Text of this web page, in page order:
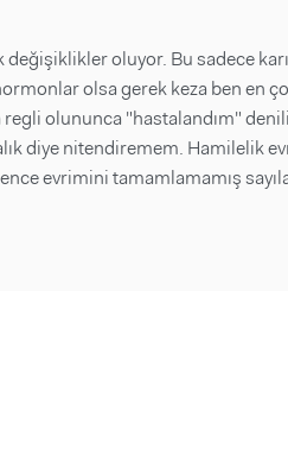
oluyor. Bu sadece
hormonlar olsa gerek keza ben en
olununca "hastalandım"
diye nitendiremem. Hamilelik
evrimini tamamlamamış